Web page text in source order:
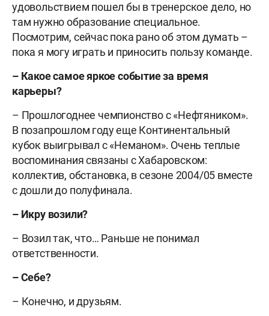
удовольствием пошел бы в тренерское дело, но
там нужно образование специальное.
Посмотрим, сейчас пока рано об этом думать –
пока я могу играть и приносить пользу команде.
– Какое самое яркое событие за время
карьеры?
– Прошлогоднее чемпионство с «Нефтяником».
В позапрошлом году еще Континентальный
кубок выигрывал с «Неманом». Очень теплые
воспоминания связаны с Хабаровском:
коллектив, обстановка, в сезоне 2004/05 вместе
с дошли до полуфинала.
– Икру возили?
– Возил так, что… Раньше не понимал
ответственности.
– Себе?
– Конечно, и друзьям.